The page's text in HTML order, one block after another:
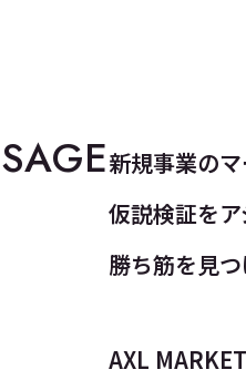
新規事業の
仮説検証を
勝ち筋を見
AXL